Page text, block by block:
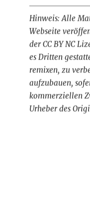
Hinweis: Alle
Webseite
der CC BY NC
es Dritten
remixen, zu
aufzubauen,
kommerziellen
Urheber des